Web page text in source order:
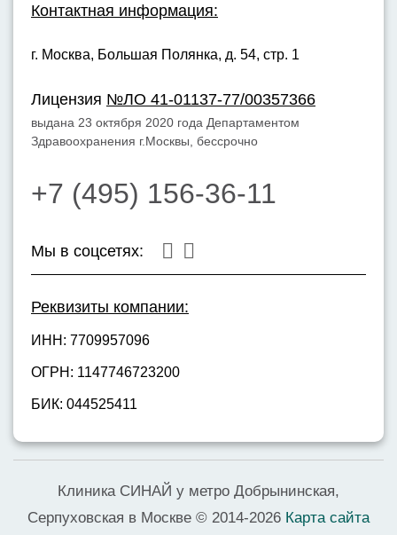
Контактная информация:
г. Москва, Большая Полянка, д. 54, стр. 1
Лицензия №ЛО 41-01137-77/00357366
выдана 23 октября 2020 года Департаментом
Здравоохранения г.Москвы, бессрочно
+7 (495) 156-36-11
Мы в соцсетях:
Реквизиты компании:
ИНН: 7709957096
ОГРН: 1147746723200
БИК: 044525411
Клиника СИНАЙ у метро Добрынинская,
Серпуховская в Москве © 2014-2026 Карта сайта